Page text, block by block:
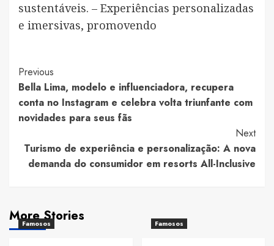
sustentáveis. – Experiências personalizadas
e imersivas, promovendo
Post
Navigation
Previous
Bella Lima, modelo e influenciadora, recupera
conta no Instagram e celebra volta triunfante com
novidades para seus fãs
Next
Turismo de experiência e personalização: A nova
demanda do consumidor em resorts All-Inclusive
More Stories
Famosos Famosos